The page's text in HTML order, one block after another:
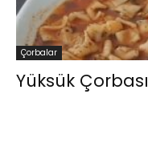
Çorbalar
Yüksük Çorbası